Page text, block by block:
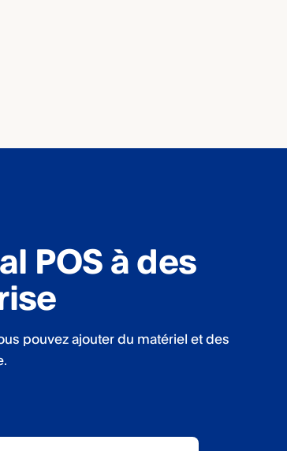
POS​ à des
pouvez ajouter du matériel et des